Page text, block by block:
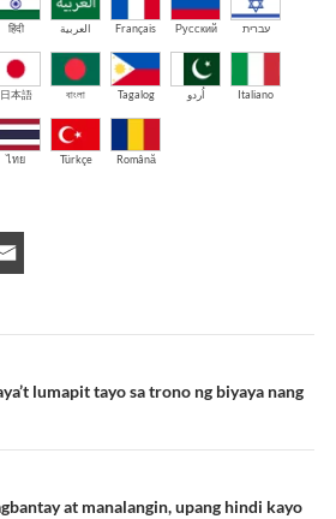
हिंदी العربية Français Русский עברית
日本語 বাংলা Tagalog اُردو Italiano
ไทย Türkçe Română
lumapit tayo sa trono ng biyaya nang
at manalangin, upang hindi kayo